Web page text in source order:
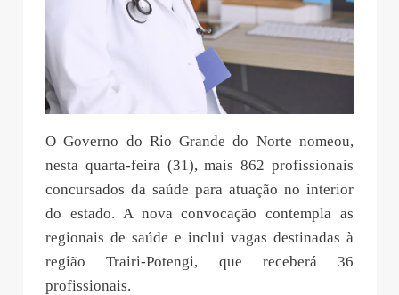
O Governo do Rio Grande do Norte nomeou,
nesta quarta-feira (31), mais 862 profissionais
concursados da saúde para atuação no interior
do estado. A nova convocação contempla as
regionais de saúde e inclui vagas destinadas à
região Trairi-Potengi, que receberá 36
profissionais.